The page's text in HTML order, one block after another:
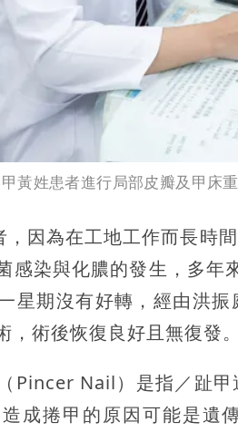
黃姓患者進行局部皮瓣及甲床
，因為在工地工作而長時
感染與化膿的發生，多
星期沒有好轉，經由洪
術後恢復良好且無復發。
Pincer Nail）是指／趾
成捲甲的原因可能是遺